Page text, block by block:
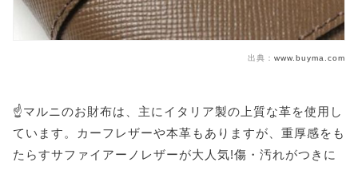
出典： www.buyma.com
☝️マルニのお財布は、主にイタリア製の上質な革を使用し
ています。カーフレザーや本革もありますが、重厚感をも
たらすサファイアーノレザーが大人気!傷・汚れがつきに